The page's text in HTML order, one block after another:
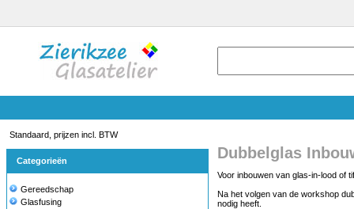
Standaard, prijzen incl. BTW
Categorieën
Gereedschap
Glasfusing
Dubbelglas
Voor inbouwen van glas-in-lood of
Na het volgen van de workshop
nodig heeft.